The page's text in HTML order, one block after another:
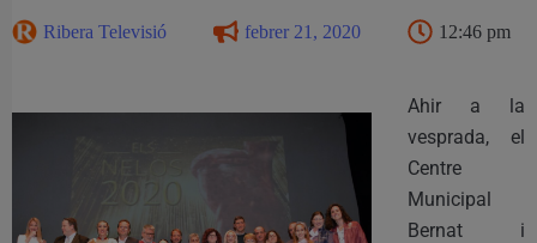
Ribera Televisió febrer 21, 2020 12:46 pm
Ahir a la
vesprada, el
Centre
Municipal
Bernat i